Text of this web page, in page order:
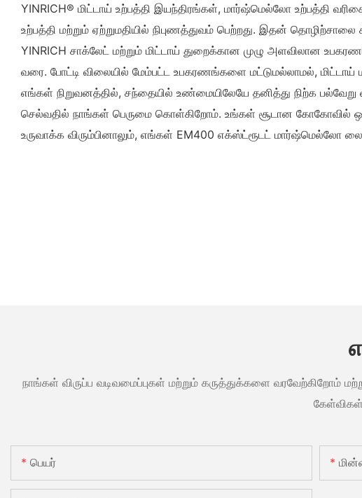
YINRICH® மிட்டாய் உற்பத்தி இயந்திரங்கள், மார்ஷ்மெல்லோ உற்பத்தி
உற்பத்தி மற்றும் ஏற்றுமதியில் நிபுணத்துவம் பெற்றது. இதன்
YINRICH சாக்லேட் மற்றும் மிட்டாய் துறைக்கான முழு அளவிலான
வரை. போட்டி விலையில் மேம்பட்ட உபகரணங்களை மட்டுமல்லாமல்,
எங்கள் நிறுவனத்தில், சந்தையில் உண்மையிலேயே தனித்து நிற்க
செல்வதில் நாங்கள் பெருமை கொள்கிறோம். உங்கள் சூடான கோகோவில் ஒரு
உருவாக்க விரும்பினாலும், எங்கள் EM400 எக்ஸ்ட்ரூடட் மார்ஷ்மெல்லோ
நாங்கள் விருப்ப வடிவமைப்புகள் மற்றும் கருத்துக்களை வரவேற்கிறோம்
பெயர்